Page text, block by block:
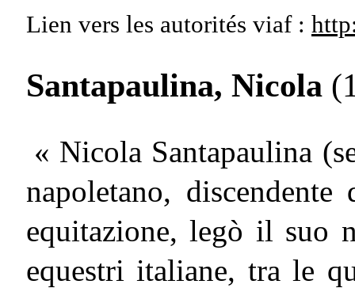
Lien vers les autorités viaf :
Santapaulina, Nicola
« Nicola Santapaulina
napoletano,
equitazione, legò il suo
equestri italiane, tra le